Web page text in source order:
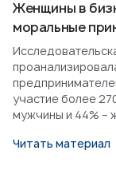
Женщины в
моральные
участие более
мужчины и 44% –
Читать материал